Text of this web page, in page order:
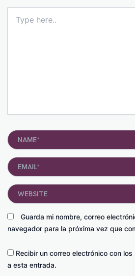
here..
Name*
Email*
Guarda mi nombre, correo
navegador para la próxima vez que
Website
Recibir un correo electrónico con
a esta entrada.